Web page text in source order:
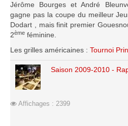
Les Rapides
Les tournois de saison
Le Challenge Blitz
Le Challenge 2014-2015
Le Challenge 2013-2014
Le Challenge 2012-2013
Le Challenge 2011-2012
Jérôme Bourges et André
gagne pas la coupe du meilleur
Dodart , mais finit premier
2ème féminine.
Les grilles américaines : Tournoi
Saison 2009-2010 -
Affichages : 2399